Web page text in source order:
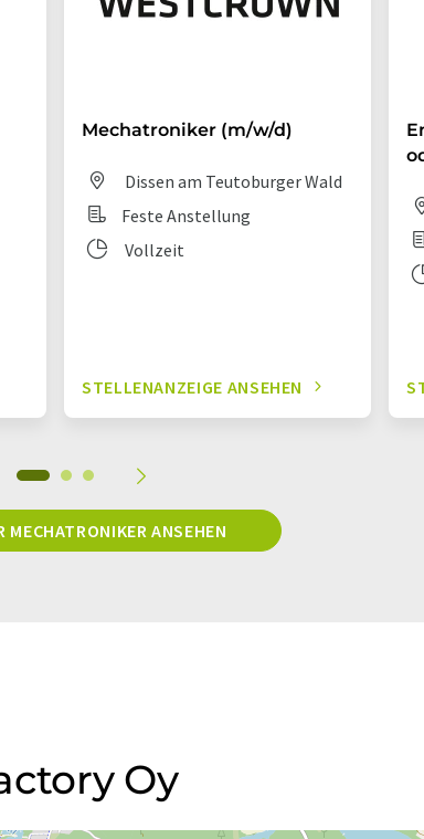
Mechatroniker (m/w/d)
Dissen am Teutoburger Wald
Feste Anstellung
Vollzeit
STELLENANZEIGE ANSEHEN
MECHATRONIKER ANSEHEN
Oy